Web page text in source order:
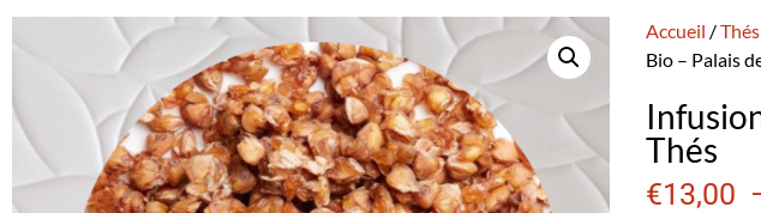
Accueil /
Bio – Palais
Thés
€13,00